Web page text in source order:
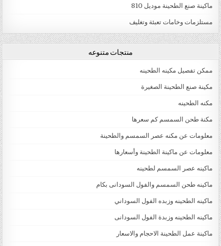
ماكينة صنع الطحينة موديل 810
مستلزمات وخامات تعبئة وتغليف
منتجات متنوعه
ممكن تفصيل مكينه الطحينه
مكينة صنع الطحينة الصغيرة
مكنه الطحينه
مكنة طحن السمسم كم سعرها
معلومات عن مكنه عصر السمسم والطحينة
معلومات عن ماكينة الطحينة وأسعارها
ماكينه عصر السمسم لطحينه
ماكينه طحن السمسم والفول السودانى بكام
ماكينه الطحينه وزبده الفول السوداني
ماكينه الطحينه وزبدة الفول السودانى
ماكينة عمل الطحينة الاحجام والاسعار